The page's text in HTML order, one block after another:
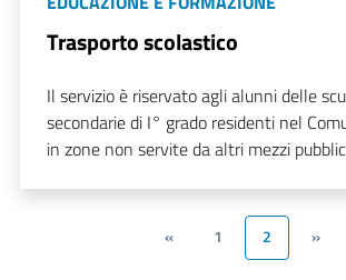
Trasporto scolastico
Il servizio è riservato agli alunni delle
secondarie di I° grado residenti nel
in zone non servite da altri mezzi
« 1 2 »